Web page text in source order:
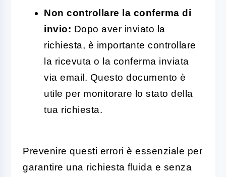
Non controllare la conferma di
invio: Dopo aver inviato la
richiesta, è importante controllare
la ricevuta o la conferma inviata
via email. Questo documento è
utile per monitorare lo stato della
tua richiesta.
Prevenire questi errori è essenziale per
garantire una richiesta fluida e senza